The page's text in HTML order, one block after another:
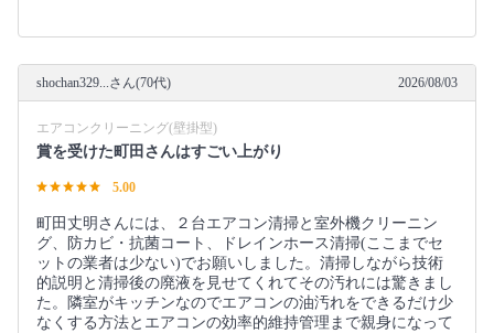
shochan329...さん(70代) 2026/08/03
エアコンクリーニング(壁掛型)
賞を受けた町田さんはすごい上がり
5.00
町田丈明さんには、２台エアコン清掃と室外機クリーニン
グ、防カビ・抗菌コート、ドレインホース清掃(ここまでセ
ットの業者は少ない)でお願いしました。清掃しながら技術
的説明と清掃後の廃液を見せてくれてその汚れには驚きまし
た。隣室がキッチンなのでエアコンの油汚れをできるだけ少
なくする方法とエアコンの効率的維持管理まで親身になって